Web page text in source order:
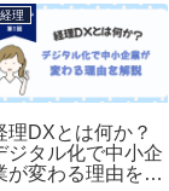
経営
費精算ツールおす
め３選｜中小企業
選ぶべきポイント